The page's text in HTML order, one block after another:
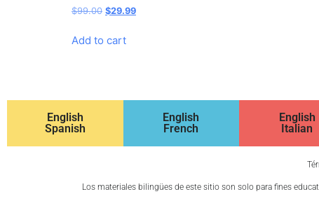
$99.00 $29.99
Add to cart
English
Spanish
English
French
English
Italian
Los materiales bilingües de este sitio son solo para fines